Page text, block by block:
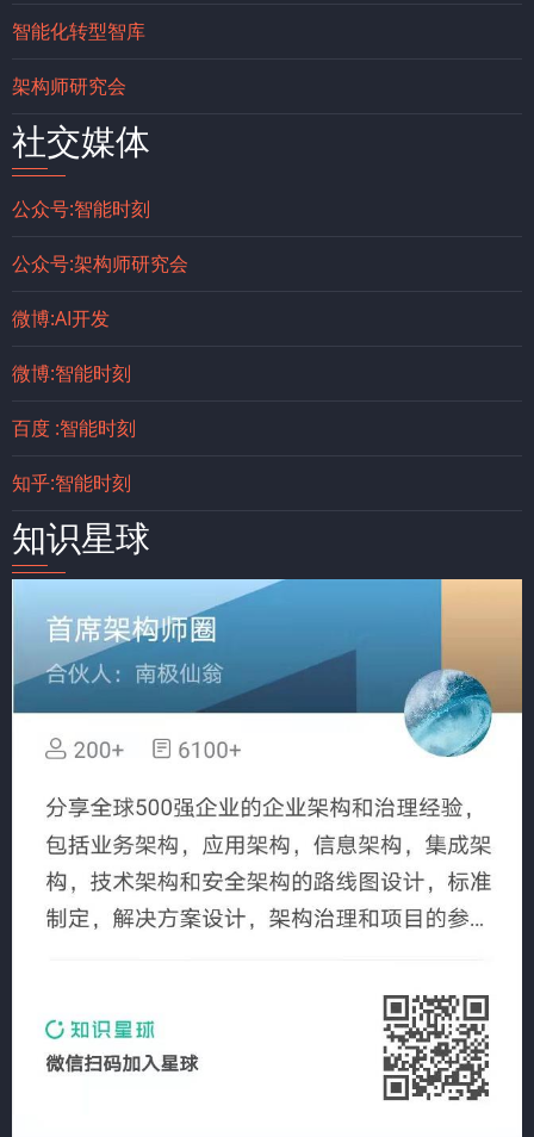
智能化转型智库
架构师研究会
社交媒体
公众号:智能时刻
公众号:架构师研究会
微博:AI开发
微博:智能时刻
百度 :智能时刻
知乎:智能时刻
知识星球